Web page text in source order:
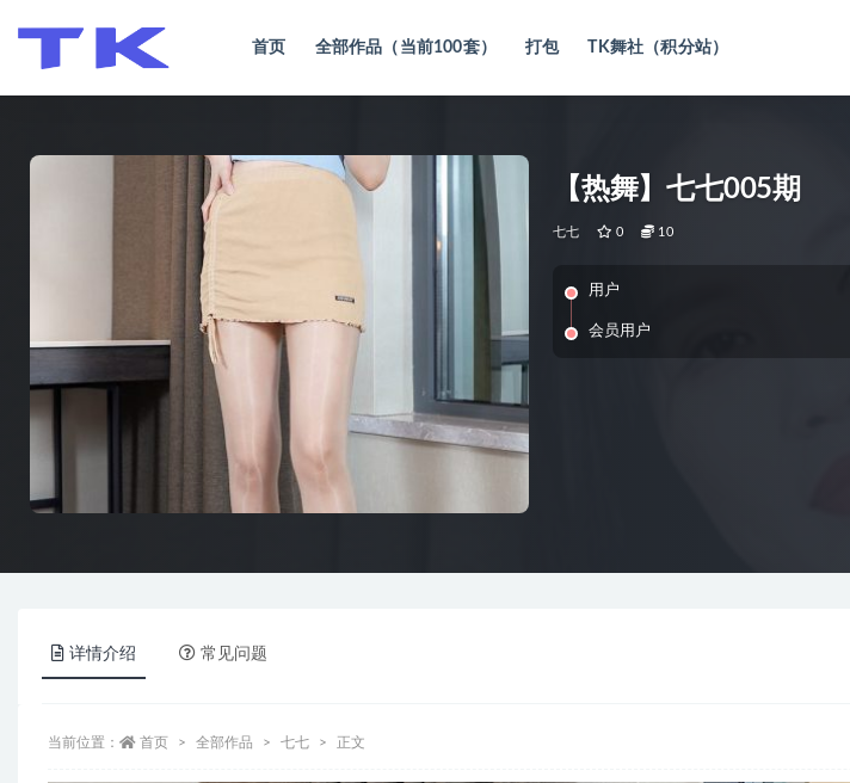
首页 全部作品（当前100套） 打包 TK舞社（积分站）
【热舞】七七005期
七七 0 10
用户
会员用户
详情介绍 常见问题
当前位置： 首页 全部作品 七七 正文